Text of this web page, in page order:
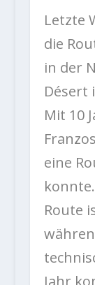
Letzte
die
in der
Désert
Mit 10
eine
Route